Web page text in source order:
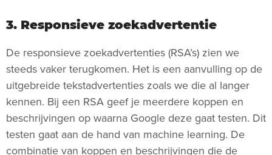
3. Responsieve zoekadvertentie
De responsieve zoekadvertenties (RSA’s) zien we
steeds vaker terugkomen. Het is een aanvulling op de
uitgebreide tekstadvertenties zoals we die al langer
kennen. Bij een RSA geef je meerdere koppen en
beschrijvingen op waarna Google deze gaat testen. Dit
testen gaat aan de hand van machine learning. De
combinatie van koppen en beschrijvingen die de